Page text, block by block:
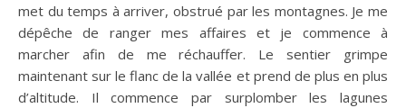
met du temps à arriver, obstrué par les montagnes. Je me
dépêche de ranger mes affaires et je commence à
marcher afin de me réchauffer. Le sentier grimpe
maintenant sur le flanc de la vallée et prend de plus en plus
d’altitude. Il commence par surplomber les lagunes